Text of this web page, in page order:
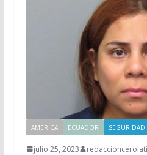
AMERICA ECUADOR SEGURIDAD
julio 25, 2023